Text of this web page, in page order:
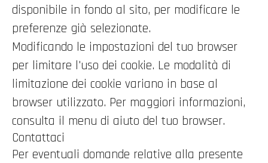
disponibile in fondo al sito, per modificare le
preferenze già selezionate.
Modificando le impostazioni del tuo browser
per limitare l'uso dei cookie. Le modalità di
limitazione dei cookie variano in base al
browser utilizzato. Per maggiori informazioni,
consulta il menu di aiuto del tuo browser.
Contattaci
Per eventuali domande relative alla presente